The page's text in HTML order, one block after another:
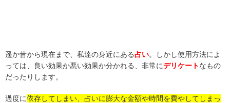
遥か昔から現在まで、私達の身近にある占い。しかし使用方法によ
っては、良い効果か悪い効果か分かれる、非常にデリケートなもの
だったりします。
過度に依存してしまい、占いに膨大な金額や時間を費やしてしまっ